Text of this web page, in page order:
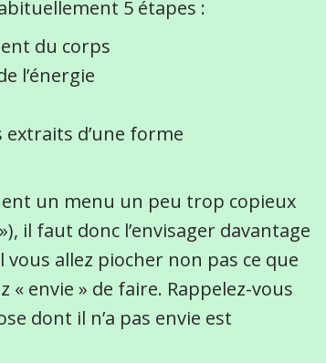
5 étapes :
du corps
l’énergie
d’une forme
un menu un peu trop copieux
il faut donc l’envisager davantage
allez piocher non pas ce que
« envie » de faire. Rappelez-vous
dont il n’a pas envie est